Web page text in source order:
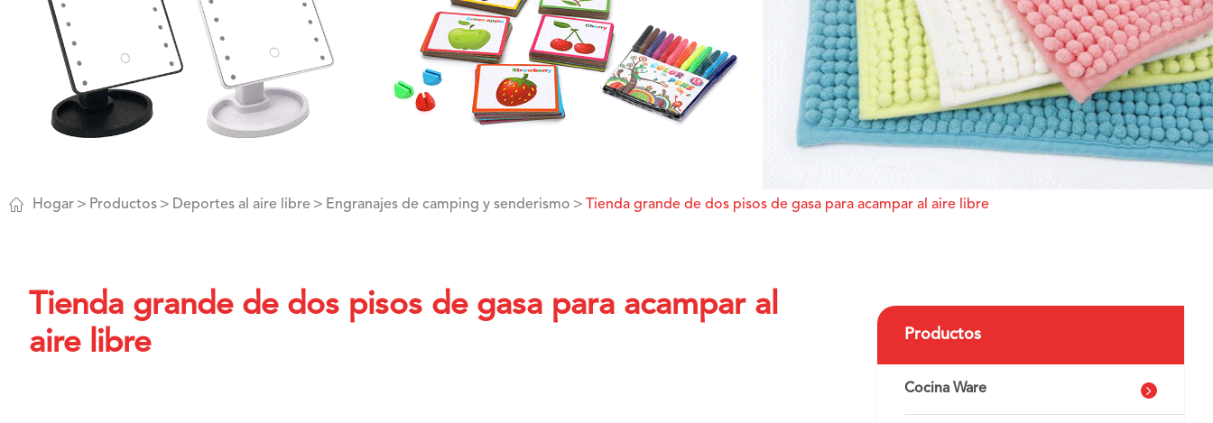
 Hogar Productos Deportes al aire libre Engranajes de camping y senderismo Tienda grande de dos pisos de gasa para acampar al aire libre
Tienda grande de dos pisos de gasa para acampar al
aire libre
Productos
Cocina Ware